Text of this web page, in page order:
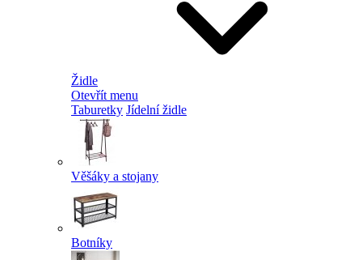
Židle
Otevřít menu
Taburetky Jídelní židle
Věšáky a stojany
Botníky